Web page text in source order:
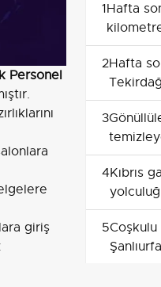
Personel
giriş
1Hafta
2Hafta
kuyruk
3
4Kıbrıs
5Coşkulu